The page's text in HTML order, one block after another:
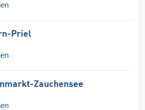
Priel
Zauchensee